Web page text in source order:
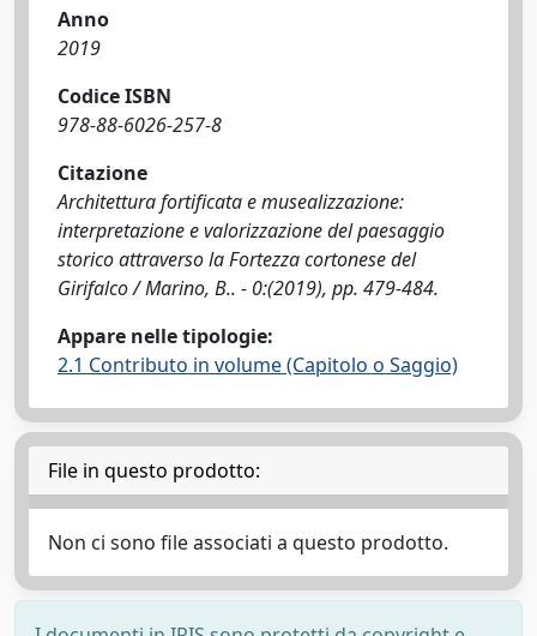
Anno
2019
Codice ISBN
978-88-6026-257-8
Citazione
Architettura fortificata e musealizzazione:
interpretazione e valorizzazione del paesaggio
storico attraverso la Fortezza cortonese del
Girifalco / Marino, B.. - 0:(2019), pp. 479-484.
Appare nelle tipologie:
2.1 Contributo in volume (Capitolo o Saggio)
File in questo prodotto:
Non ci sono file associati a questo prodotto.